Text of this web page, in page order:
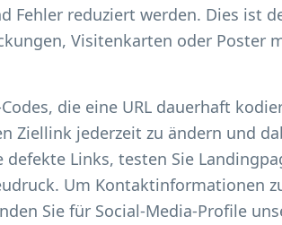
Fehler reduziert werden. Dies ist
Visitenkarten oder Poster
die eine URL dauerhaft
Ziellink jederzeit zu ändern und
Links, testen Sie
Um Kontaktinformationen
Sie für Social-Media-Profile